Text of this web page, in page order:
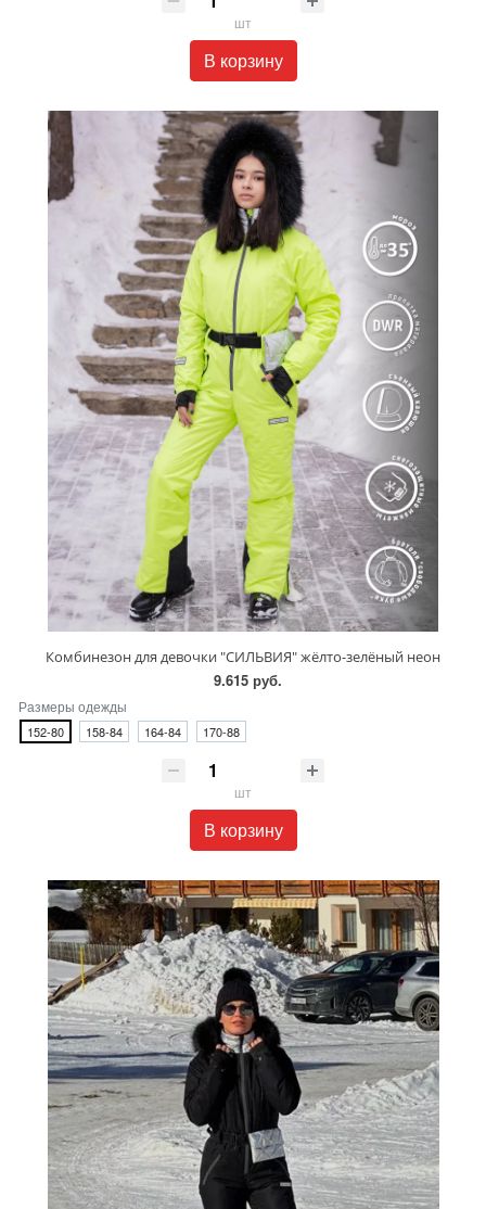
шт
В корзину
Комбинезон для девочки "СИЛЬВИЯ" жёлто-зелёный неон
9.615 руб.
Размеры одежды
152-80 158-84 164-84 170-88
шт
В корзину